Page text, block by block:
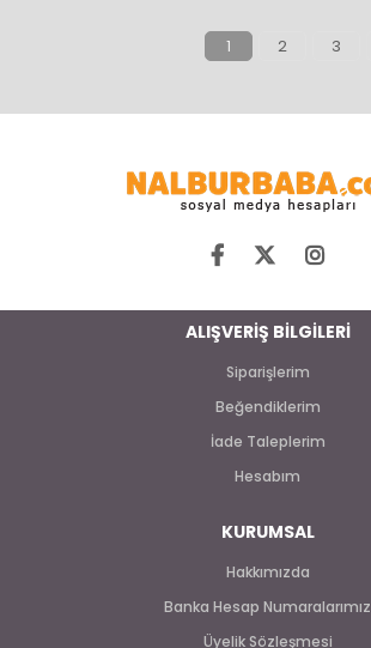
1 2 3
ALIŞVERİŞ BİLGİLERİ
Siparişlerim
Beğendiklerim
İade Taleplerim
Hesabım
KURUMSAL
Hakkımızda
Banka Hesap Numaralarımız
Üyelik Sözleşmesi